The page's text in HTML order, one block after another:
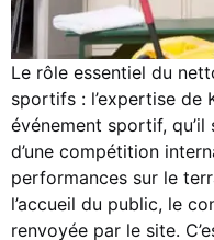
Le rôle essentiel du
sportifs : l’expertise de
événement sportif, qu’il
d’une compétition
performances sur le
l’accueil du public, le
renvoyée par le site.